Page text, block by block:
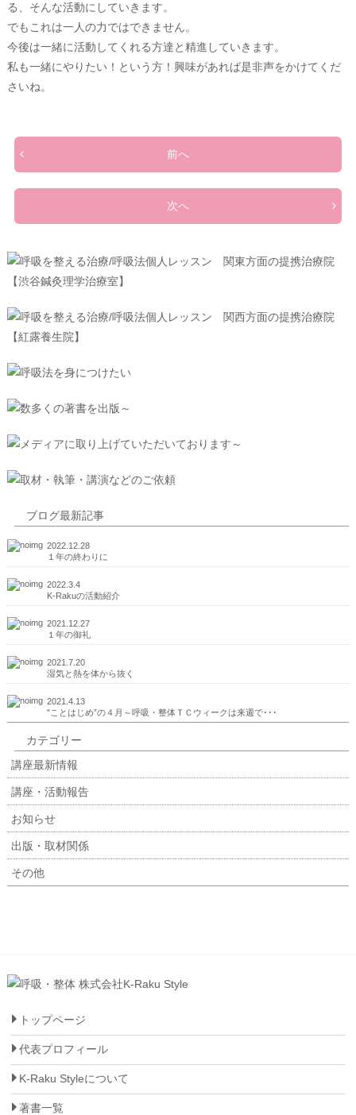
る、そんな活動にしていきます。
でもこれは一人の力ではできません。
今後は一緒に活動してくれる方達と精進していきます。
私も一緒にやりたい！という方！興味があれば是非声をかけてくだ
さいね。
前へ
次へ
ブログ最新記事
2022.12.28
１年の終わりに
2022.3.4
K-Rakuの活動紹介
2021.12.27
１年の御礼
2021.7.20
湿気と熱を体から抜く
2021.4.13
"ことはじめ”の４月～呼吸・整体ＴＣウィークは来週で･･･
カテゴリー
講座最新情報
講座・活動報告
お知らせ
出版・取材関係
その他
トップページ
代表プロフィール
K-Raku Styleについて
著書一覧